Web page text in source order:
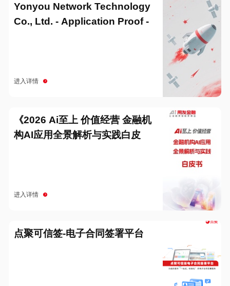
Yonyou Network Technology
Co., Ltd. - Application Proof -
进入详情
《2026 Ai至上 价值经营 金融机
构AI应用全景解析与实践白皮
进入详情
点聚可信签-电子合同签署平台